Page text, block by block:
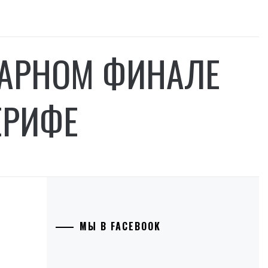
ФИНАЛЕ
МЫ В FACEBOOK